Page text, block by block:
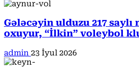
Gələcəyin ulduzu 217 saylı
oxuyur, “İlkin” voleybol
admin 23 İyul 2026